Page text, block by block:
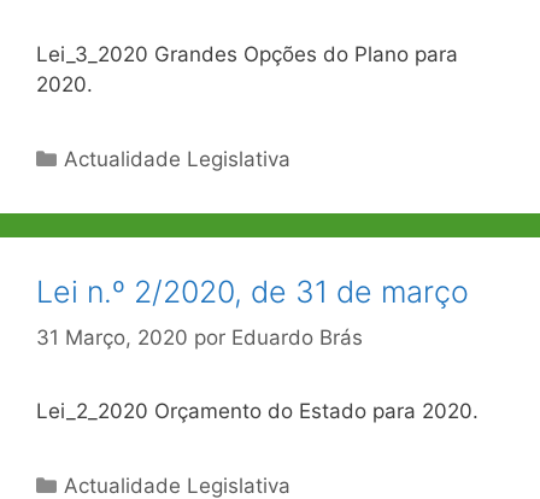
Lei_3_2020 Grandes Opções do Plano para
2020.
Categorias
Actualidade Legislativa
Lei n.º 2/2020, de 31 de março
31 Março, 2020 por Eduardo Brás
Lei_2_2020 Orçamento do Estado para 2020.
Categorias
Actualidade Legislativa